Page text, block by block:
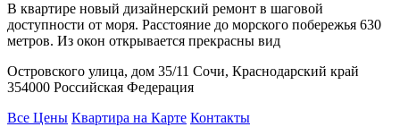
В квартире новый дизайнерский ремонт в шаговой
доступности от моря. Расстояние до морского побережья 630
метров. Из окон открывается прекрасны вид
Островского улица, дом 35/11 Сочи, Краснодарский край
354000 Российская Федерация
Все Цены Квартира на Карте Контакты